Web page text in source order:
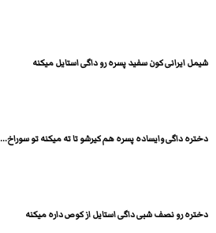
شیمل ایرانی کون سفید پسره رو داگی استایل میکنه
دختره داگی وایساده پسره هم کیرشو تا ته میکنه تو سوراخ...
دختره رو نصف شبی داگی استایل از کوص داره میکنه